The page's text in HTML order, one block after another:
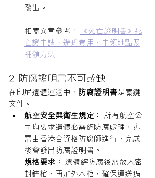
發出。
相關文章參考：
《死亡證明書》死
亡證申請、辦理費用、申領地點及
補領方法
2. 防腐證明書不可或缺
在印尼遺體運送中， 防腐證明書是關鍵
文件。
航空安全與衛生規定：
所有航空公
司均要求遺體必需經防腐處理，亦
需由香港合資格防腐師進行，完成
後會發出防腐證明書。
規格要求：
遺體經防腐後需放入密
封鋅棺，再加外木棺，確保運送過